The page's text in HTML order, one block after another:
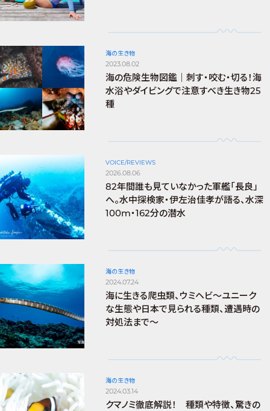
海の生き物
2023.08.02
海の危険生物図鑑｜刺す・咬む・切る！海
水浴やダイビングで注意すべき生き物25
種
VOICE/REVIEWS
2026.08.06
82年間誰も見ていなかった軍艦「長良」
へ。水中探検家・伊左治佳孝が語る、水深
100m・162分の潜水
海の生き物
2024.07.24
海に生きる爬虫類、ウミヘビ～ユニーク
な生態や日本で見られる種類、遭遇時の
対処法まで～
海の生き物
2024.03.14
クマノミ徹底解説！ 種類や特徴、驚きの